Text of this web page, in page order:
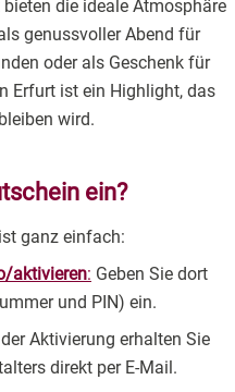
die ideale Atmosphäre
genussvoller Abend für
oder als Geschenk für
Erfurt ist ein Highlight, das
wird.
ein?
ganz einfach:
aktivieren: Geben Sie dort
und PIN) ein.
Aktivierung erhalten Sie
direkt per E-Mail.